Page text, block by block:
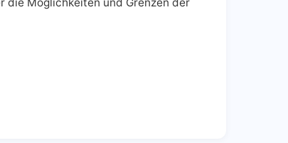
die Möglichkeiten und Grenzen der